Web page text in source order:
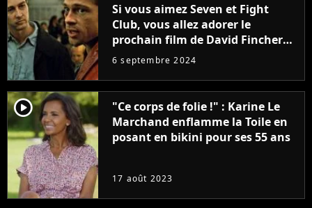
Si vous aimez Seven et Fight
Club, vous allez adorer le
prochain film de David Fincher
avec lequel il se réinvente
complètement
6 septembre 2024
player2
"Ce corps de folie !" : Karine Le
Marchand enflamme la Toile en
posant en bikini pour ses 55 ans
17 août 2023